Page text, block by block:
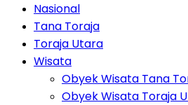
Nasional
Tana Toraja
Toraja Utara
Wisata
Obyek Wisata Tana
Obyek Wisata Toraja